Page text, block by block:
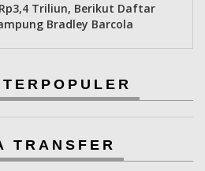
Rp3,4 Triliun, Berikut Daftar
Bradley Barcola
TRANSFER